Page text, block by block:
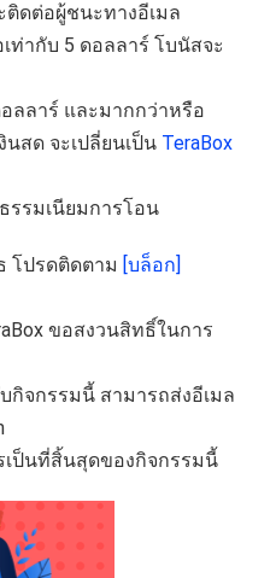
ติดต่อผู้ชนะทางอีเมล
ท่ากับ 5 ดอลลาร์ โบนัสจะ
ลลาร์ และมากกว่าหรือ
นสด จะเปลี่ยนเป็น TeraBox
รรมเนียมการโอน
โปรดติดตาม [บล็อก]
ขอสงวนสิทธิ์ในการ
จกรรมนี้ สามารถส่งอีเมล
เป็นที่สิ้นสุดของกิจกรรมนี้